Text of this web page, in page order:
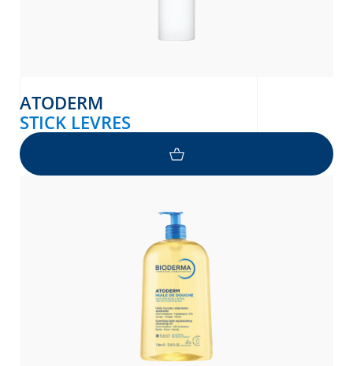
ATODERM
STICK LEVRES